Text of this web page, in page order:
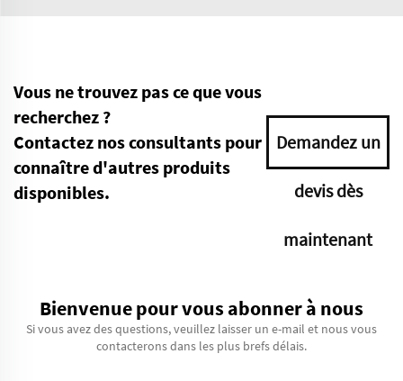
Vous ne trouvez pas ce que vous
recherchez ?
Contactez nos consultants pour
connaître d'autres produits
disponibles.
Demandez un
devis dès
maintenant
Bienvenue pour vous abonner à nous
Si vous avez des questions, veuillez laisser un e-mail et nous vous
contacterons dans les plus brefs délais.